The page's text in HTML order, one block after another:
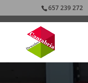
657 239 272